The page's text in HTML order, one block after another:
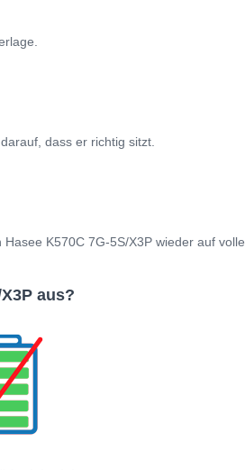
dass er richtig sitzt.
K570C 7G-5S/X3P wieder auf volle
aus?